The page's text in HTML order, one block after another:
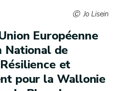
Jo Lisein
Européenne
National de
et
pour la Wallonie